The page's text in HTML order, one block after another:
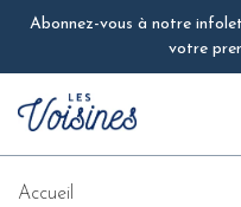
Abonnez-vous à notre
votre
Accueil